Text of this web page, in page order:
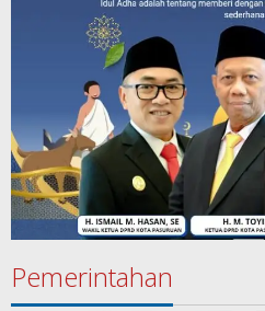
Pemerintahan